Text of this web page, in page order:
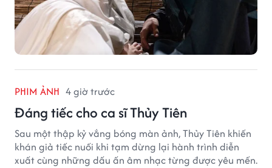
PHIM ẢNH 4 giờ trước
Đáng tiếc cho ca sĩ Thủy Tiên
Sau một thập kỷ vắng bóng màn ảnh, Thủy Tiên khiến
khán giả tiếc nuối khi tạm dừng lại hành trình diễn
xuất cùng những dấu ấn âm nhạc từng được yêu mến.